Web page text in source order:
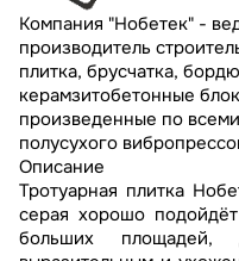
Компания "Нобетек" -
производитель
плитка, брусчатка,
керамзитобетонные
произведенные по
полусухого
Описание
Тротуарная плитка
серая хорошо
больших площадей,